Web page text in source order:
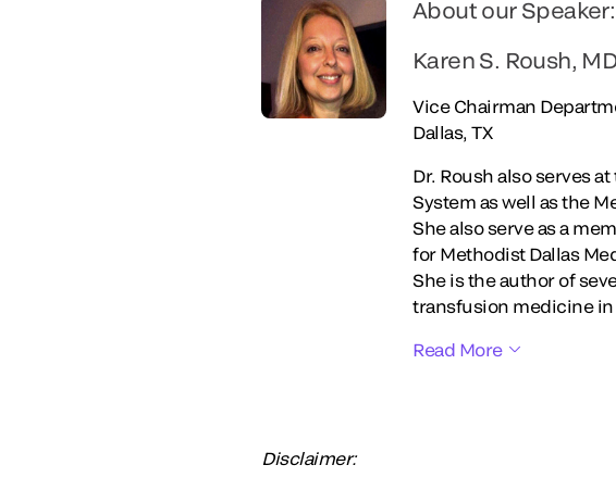
About our Speaker:
Karen S. Roush,
Vice Chairman
Dallas, TX
Dr. Roush also serves
System as well as the
She also serve as a
for Methodist Dallas
She is the author of
transfusion medicine
Read More
Disclaimer: